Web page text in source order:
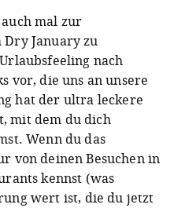
(@reisevergnuegen_)
mal zur
January zu
nach
vor, die uns an unsere
hat der ultra leckere
mit dem du dich
Wenn du das
von deinen Besuchen in
kennst (was
wert ist, die du jetzt